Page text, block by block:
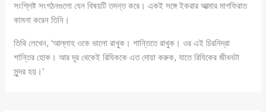
সংশ্লিষ্ট সংগঠনগুলো যেন বিষয়টি তদন্ত করে। একই সঙ্গে ইকরার আত্মার মাগফিরাত
কামনা করেন তিনি।
তিথি লেখেন, ‘আল্লাহ ওকে ভালো রাখুক। শান্তিতে রাখুক। ওর এই চিরনিদ্রা
শান্তির হোক। আর দূর থেকেই রিযিককে এত দোয়া করুক, যাতে রিযিকের জীবনটা
সুন্দর হয়।’